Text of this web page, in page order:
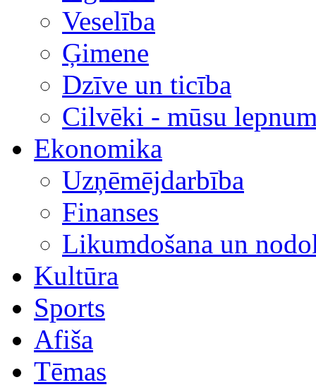
Veselība
Ģimene
Dzīve un ticība
Cilvēki - mūsu
Ekonomika
Uzņēmējdarbība
Finanses
Likumdošana un
Kultūra
Sports
Afiša
Tēmas